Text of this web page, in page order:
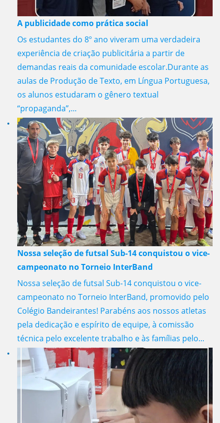
A publicidade como prática social
Os estudantes do 8º ano viveram uma verdadeira
experiência de criação publicitária a partir de
demandas reais da comunidade escolar.Durante as
aulas de Produção de Texto, em Língua Portuguesa,
os alunos estudaram o gênero textual
“propaganda”,...
Nossa seleção de futsal Sub-14 conquistou o vice-
campeonato no Torneio InterBand
Nossa seleção de futsal Sub-14 conquistou o vice-
campeonato no Torneio InterBand, promovido pelo
Colégio Bandeirantes! Parabéns aos nossos atletas
pela dedicação e espírito de equipe, à comissão
técnica pelo excelente trabalho e às famílias pelo...